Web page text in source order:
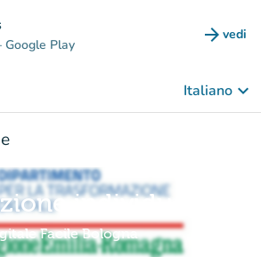
Google Play arrow_forward vedi
Italiano keyboard_arrow_down
individuale
Facile Bologna